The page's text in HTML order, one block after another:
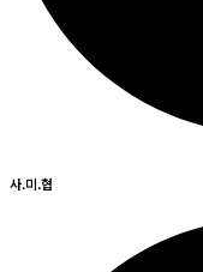
사.미.협